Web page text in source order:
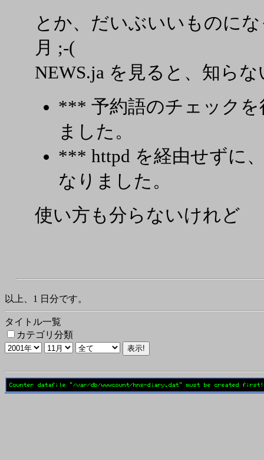
とか、だいぶいいものに
月 ;-(
NEWS.ja を見ると、知ら
*** 予約語のチェックを
ました。
*** httpd を経由せずに
なりました。
使い方も分らないけれど
以上、1 日分です。
タイトル一覧
カテゴリ分類